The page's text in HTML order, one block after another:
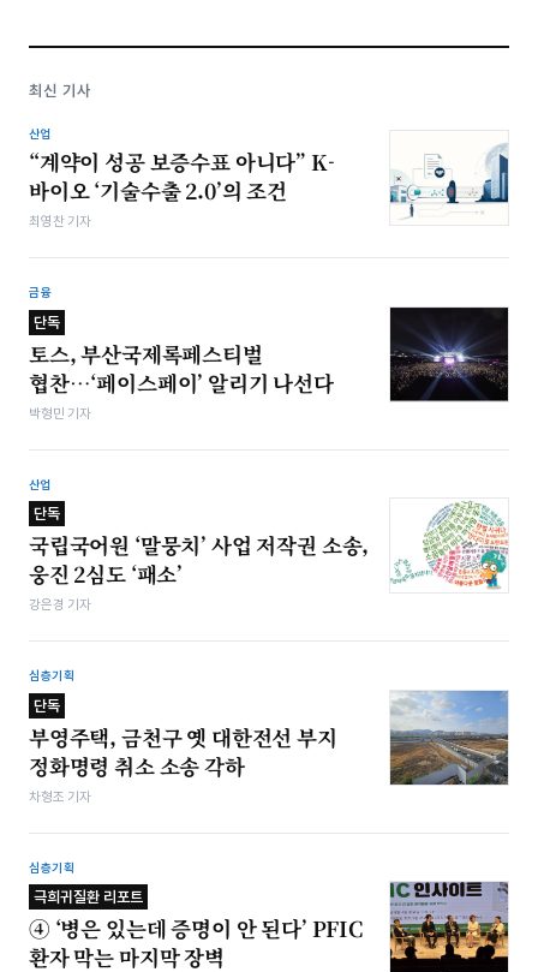
최신 기사
산업
“계약이 성공 보증수표 아니다” K-
바이오 ‘기술수출 2.0’의 조건
최영찬 기자
금융
단독
토스, 부산국제록페스티벌
협찬…‘페이스페이’ 알리기 나선다
박형민 기자
산업
단독
국립국어원 ‘말뭉치’ 사업 저작권 소송,
웅진 2심도 ‘패소’
강은경 기자
심층기획
단독
부영주택, 금천구 옛 대한전선 부지
정화명령 취소 소송 각하
차형조 기자
심층기획
극희귀질환 리포트
④ ‘병은 있는데 증명이 안 된다’ PFIC
환자 막는 마지막 장벽